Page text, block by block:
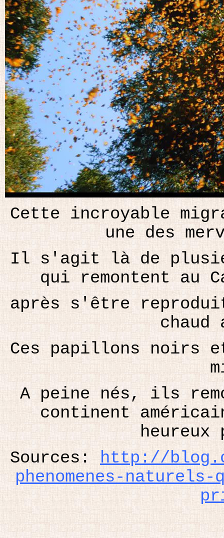
Cette incroyable
une des
Il s'agit là de
qui remontent au
après s'être
chaud
Ces papillons noirs
A peine nés, ils
continent
Sources: http://
phenomenes-